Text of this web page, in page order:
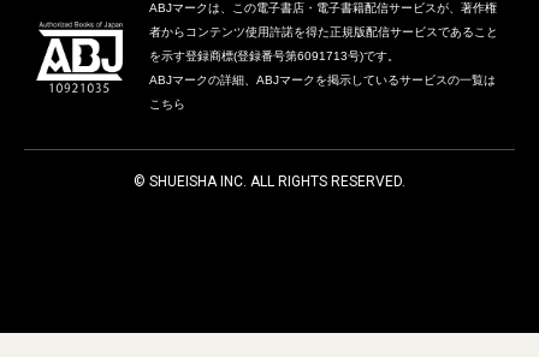
ABJマークは、この電子書店・電子書籍配信サービスが、著作権
者からコンテンツ使用許諾を得た正規版配信サービスであること
を示す登録商標(登録番号第6091713号)です。
ABJマークの詳細、ABJマークを掲示しているサービスの一覧は
こちら
© SHUEISHA INC. ALL RIGHTS RESERVED.